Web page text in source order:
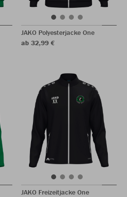
JAKO Polyesterjacke One
ab 32,99 €
JAKO Freizeitjacke One